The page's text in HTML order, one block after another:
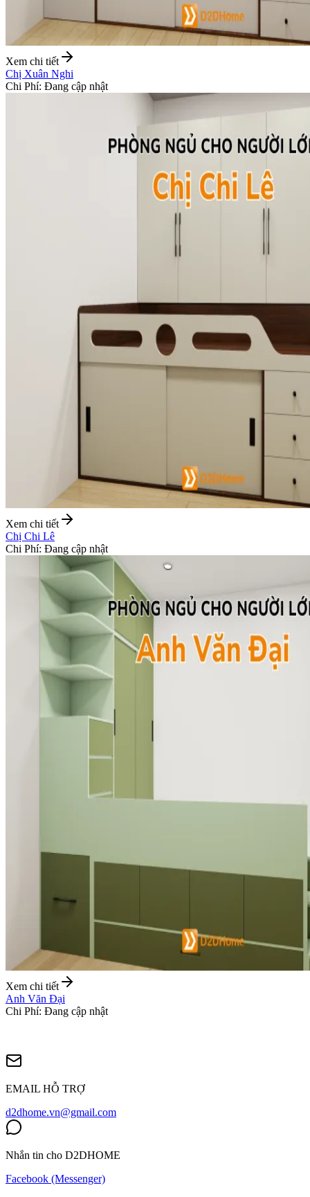
Xem chi tiết
Chị Xuân Nghi
Chi Phí: Đang cập nhật
Xem chi tiết
Chị Chi Lê
Chi Phí: Đang cập nhật
Xem chi tiết
Anh Văn Đại
Chi Phí: Đang cập nhật
EMAIL HỖ TRỢ
d2dhome.vn@gmail.com
Nhắn tin cho D2DHOME
Facebook (Messenger)